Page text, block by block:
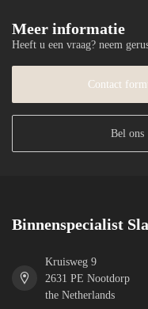
Meer informatie
Heeft u een vraag? neem
Contact
Bel ons
Binnenspecialist
Kruisweg 9
2631 PE Nootdorp
the Netherlands